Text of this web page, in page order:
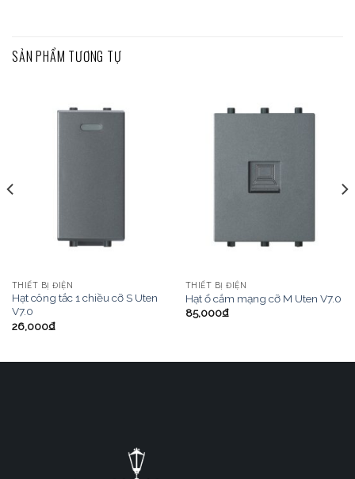
SẢN PHẨM TƯƠNG TỰ
THIẾT BỊ ĐIỆN
Hạt công tắc 1 chiều cỡ S Uten
V7.0
26,000₫
THIẾT BỊ ĐIỆN
Hạt ổ cắm mạng cỡ M Uten V7.0
85,000₫